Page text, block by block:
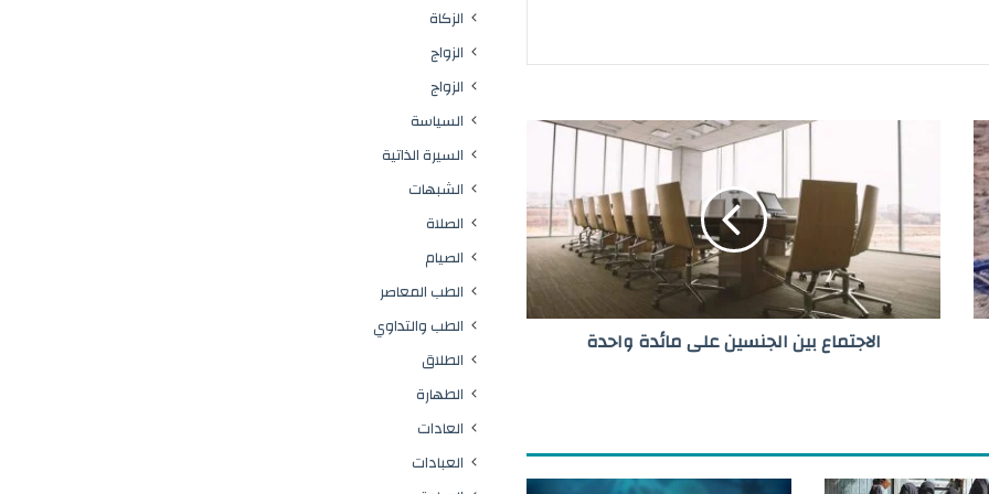
ت
م
ا
ع
ب
ن
س
الاجتماع بين الجنسين على مائدة واحدة
الزكاة
الزواج
الزواج
السياسة
السيرة الذاتية
الشبهات
الصلاة
الصيام
الطب المعاصر
الطب والتداوي
الطلاق
الطهارة
العادات
العبادات